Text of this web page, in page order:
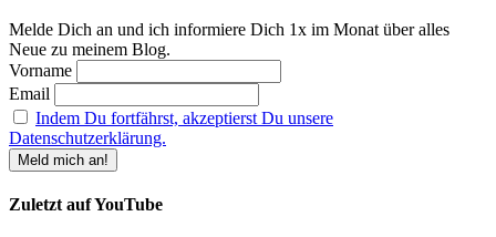
Melde Dich an und ich informiere Dich 1x im Monat über alles
Neue zu meinem Blog.
Vorname
Email
Indem Du fortfährst, akzeptierst Du unsere
Datenschutzerklärung.
Zuletzt auf YouTube